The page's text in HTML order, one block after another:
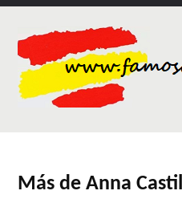
Más de Anna